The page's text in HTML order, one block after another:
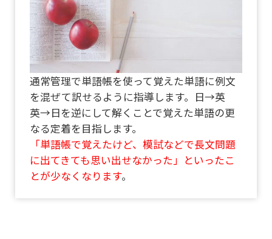
通常管理で単語帳を使って覚えた単語に例文
を混ぜて訳せるように指導します。日→英
英→日を逆にして解くことで覚えた単語の更
なる定着を目指します。
「単語帳で覚えたけど、模試などで長文問題
に出てきても思い出せなかった」といったこ
とが少なくなります。